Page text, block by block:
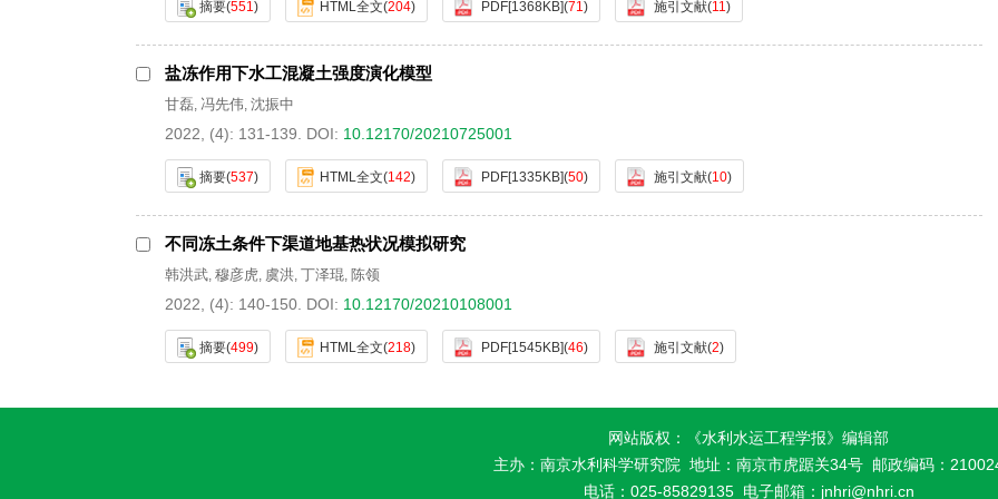
摘要(551) HTML全文(204) PDF[1368KB](71) 施引文献(11)
盐冻作用下水工混凝土强度演化模型
甘磊, 冯先伟, 沈振中
2022, (4): 131-139. DOI: 10.12170/20210725001
摘要(537) HTML全文(142) PDF[1335KB](50) 施引文献(10)
不同冻土条件下渠道地基热状况模拟研究
韩洪武, 穆彦虎, 虞洪, 丁泽琨, 陈领
2022, (4): 140-150. DOI: 10.12170/20210108001
摘要(499) HTML全文(218) PDF[1545KB](46) 施引文献(2)
网站版权：《水利水运工程学报》编辑部
主办：南京水利科学研究院 地址：南京市虎踞关34号 邮政编码：
电话：025-85829135 电子邮箱： jnhri@nhri.cn